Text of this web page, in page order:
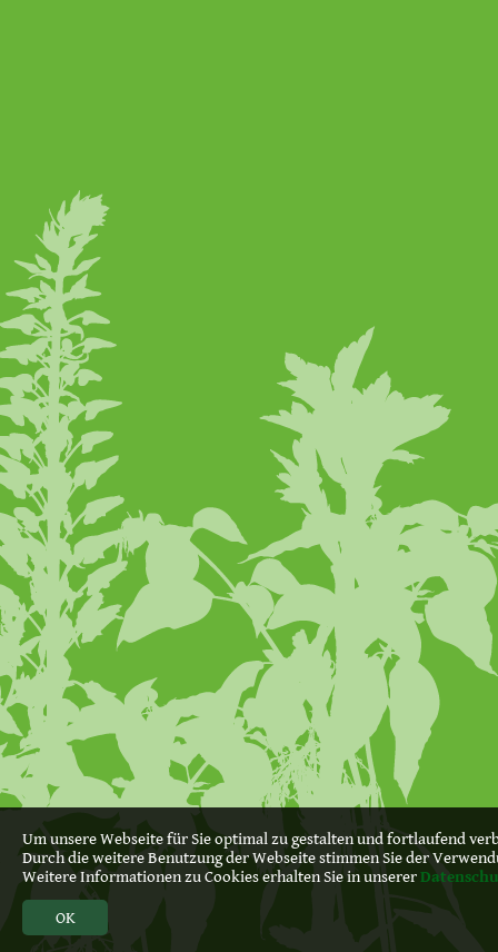
Um unsere Webseite für Sie optimal zu gestalten und fortlaufend
Durch die weitere Benutzung der Webseite stimmen Sie der
Weitere Informationen zu Cookies erhalten Sie in unserer